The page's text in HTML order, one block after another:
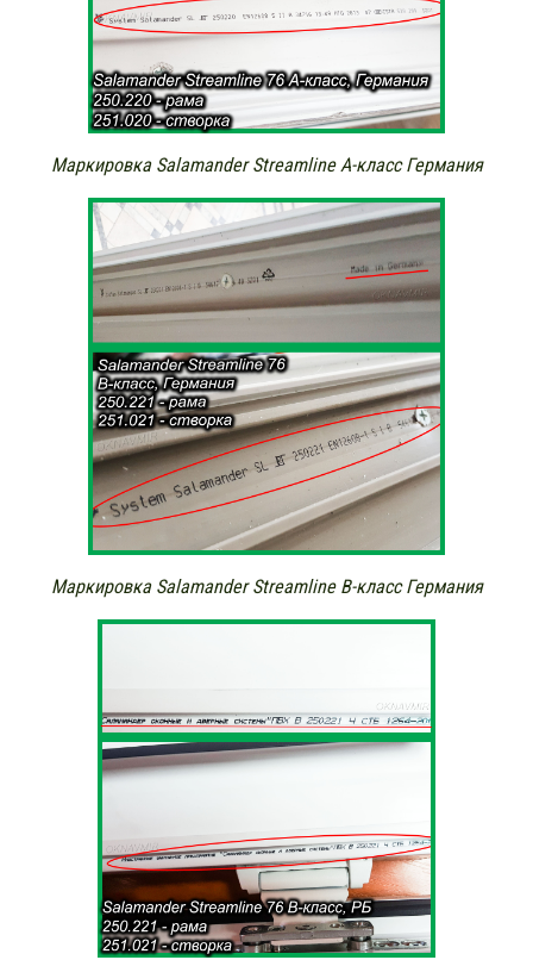
Маркировка Salamander Streamline А-класс Германия
Маркировка Salamander Streamline В-класс Германия